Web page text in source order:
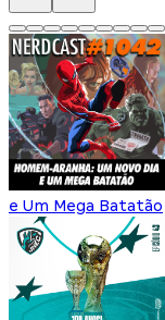
e Um Mega Batatão